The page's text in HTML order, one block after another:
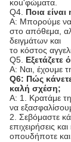
κοu'φώματα.
Q4. Ποια
Α: Μπορούμε να
στο απόθεμα,
δειγμάτων και
το κόστος
Q5.
Α: Ναι, έχουμε
Q6: Πώς
καλή σχέση;
Α: 1. Κρατάμε
να
2. Σεβόμαστε
επιχειρήσεις
οπουδήποτε